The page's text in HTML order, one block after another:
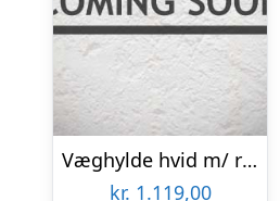
Væghylde hvid m/ rum – UNIKA – Ib Laursen 60,5×65,5
kr. 1.119,00